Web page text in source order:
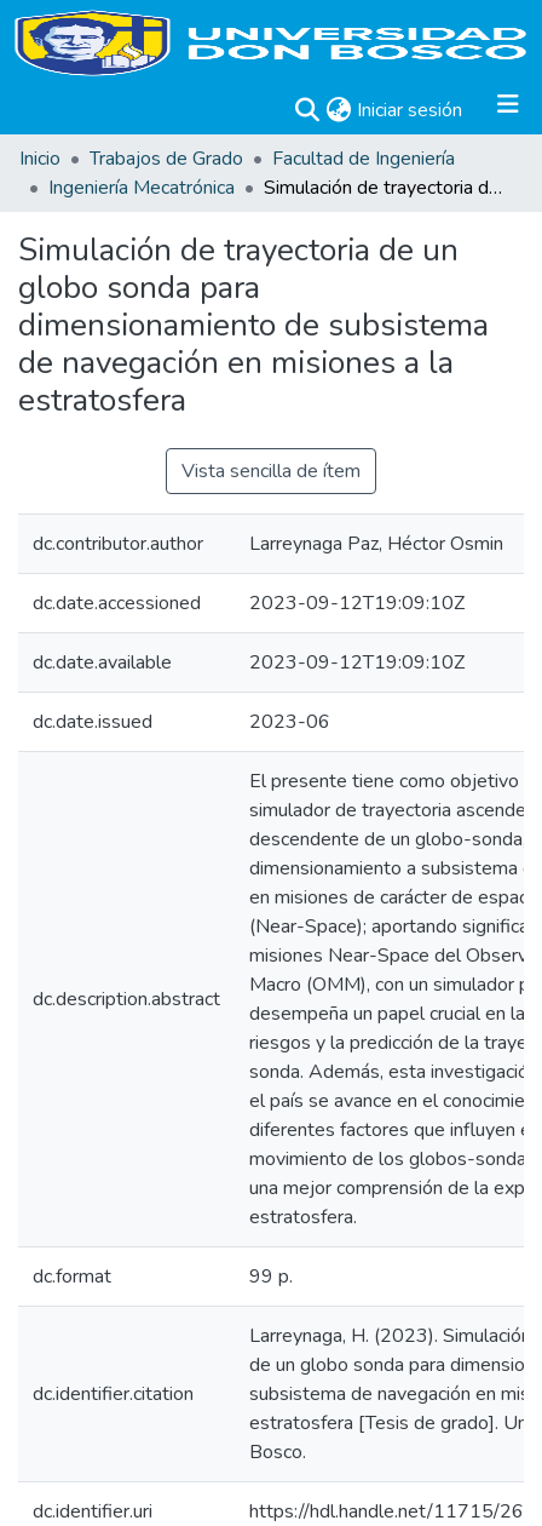
Iniciar sesión (current)
Inicio
Trabajos de Grado
Facultad de Ingeniería
Ingeniería Mecatrónica
Simulación de trayectoria de un globo sonda para dimensionamiento de subsistema de navegación en misiones a la estratosfera
Simulación de trayectoria de un
globo sonda para
dimensionamiento de subsistema
de navegación en misiones a la
estratosfera
Vista sencilla de ítem
dc.contributor.author Larreynaga Paz, Héctor Osmin
dc.date.accessioned 2023-09-12T19:09:10Z
dc.date.available 2023-09-12T19:09:10Z
dc.date.issued 2023-06
dc.description.abstract
El presente tiene como objetivo
simulador de trayectoria
descendente de un globo-sonda,
dimensionamiento a subsistema
en misiones de carácter de
(Near-Space); aportando
misiones Near-Space del
Macro (OMM), con un simulador
desempeña un papel crucial en la
riesgos y la predicción de la
sonda. Además, esta
el país se avance en el
diferentes factores que influyen
movimiento de los globos-sonda,
una mejor comprensión de la
estratosfera.
dc.format 99 p.
dc.identifier.citation
Larreynaga, H. (2023). Simulación
de un globo sonda para
subsistema de navegación en
estratosfera [Tesis de grado].
Bosco.
dc.identifier.uri https://hdl.handle.net/11715/